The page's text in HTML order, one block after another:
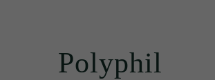
Polyphil